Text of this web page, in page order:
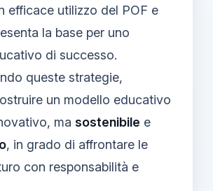
efficace utilizzo del POF e
la base per uno
di successo.
queste strategie,
un modello educativo
ma sostenibile e
, in grado di affrontare le
con responsabilità e